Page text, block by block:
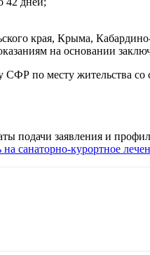
края, Крыма,
на основании
СФР по месту жительства
подачи заявления и
на санаторно-курортное